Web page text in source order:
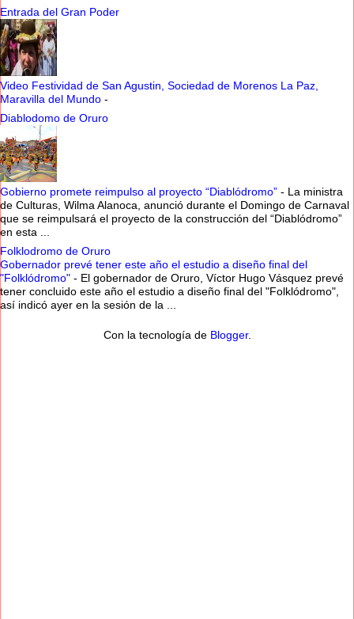
Entrada del Gran Poder
Video Festividad de San Agustin, Sociedad de Morenos La Paz,
Maravilla del Mundo -
Diablodomo de Oruro
Gobierno promete reimpulso al proyecto “Diablódromo” - La ministra
de Culturas, Wilma Alanoca, anunció durante el Domingo de Carnaval
que se reimpulsará el proyecto de la construcción del “Diablódromo”
en esta ...
Folklodromo de Oruro
Gobernador prevé tener este año el estudio a diseño final del
"Folklódromo" - El gobernador de Oruro, Víctor Hugo Vásquez prevé
tener concluido este año el estudio a diseño final del "Folklódromo",
así indicó ayer en la sesión de la ...
Con la tecnología de Blogger.